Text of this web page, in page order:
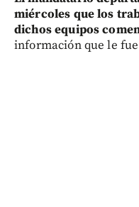
miércoles que los
dichos equipos
información que le